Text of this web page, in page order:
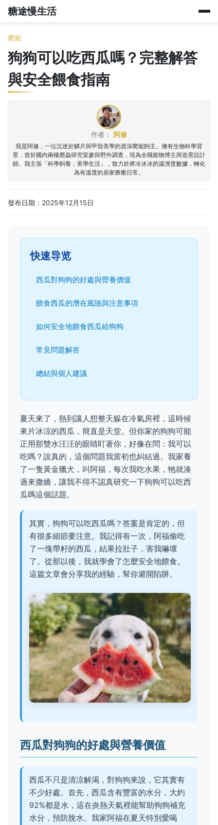
糖途慢生活
爬寵
狗狗可以吃西瓜嗎？完整解答
與安全餵食指南
作者： 阿修
我是阿修，一位沉迷於鱗片與甲殼美學的資深爬寵飼主。擁有生物科學背
景，曾於國內兩棲爬蟲研究室參與野外調查，現為全職寵物博主與造景設計
師。我主張「科學飼養，美學生活」，致力於將冷冰冰的溫溼度數據，轉化
為有溫度的居家療癒日常。
發布日期：2025年12月15日
快速导览
西瓜對狗狗的好處與營養價值
餵食西瓜的潛在風險與注意事項
如何安全地餵食西瓜給狗狗
常見問題解答
總結與個人建議
夏天來了，熱到讓人想整天躲在冷氣房裡，這時候
來片冰涼的西瓜，簡直是天堂。但你家的狗狗可能
正用那雙水汪汪的眼睛盯著你，好像在問：我可以
吃嗎？說真的，這個問題我當初也糾結過。我家養
了一隻黃金獵犬，叫阿福，每次我吃水果，牠就湊
過來撒嬌，讓我不得不認真研究一下狗狗可以吃西
瓜嗎這個話題。
其實，狗狗可以吃西瓜嗎？答案是肯定的，但
有很多細節要注意。我記得有一次，阿福偷吃
了一塊帶籽的西瓜，結果拉肚子，害我嚇壞
了。從那以後，我就學會了怎麼安全地餵食。
這篇文章會分享我的經驗，幫你避開陷阱。
西瓜對狗狗的好處與營養價值
西瓜不只是清涼解渴，對狗狗來說，它其實有
不少好處。首先，西瓜含有豐富的水分，大約
92%都是水，這在炎熱天氣裡能幫助狗狗補充
水分，預防脫水。我家阿福在夏天特別愛喝